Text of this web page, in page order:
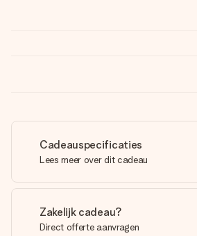
Cadeauspecificaties
Lees meer over dit cadeau
Zakelijk cadeau?
Direct offerte aanvragen